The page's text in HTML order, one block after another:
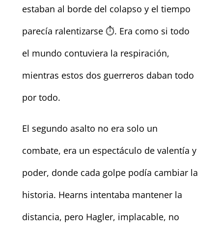
estaban al borde del colapso y el tiempo
parecía ralentizarse ⏱️. Era como si todo
el mundo contuviera la respiración,
mientras estos dos guerreros daban todo
por todo.
El segundo asalto no era solo un
combate, era un espectáculo de valentía y
poder, donde cada golpe podía cambiar la
historia. Hearns intentaba mantener la
distancia, pero Hagler, implacable, no